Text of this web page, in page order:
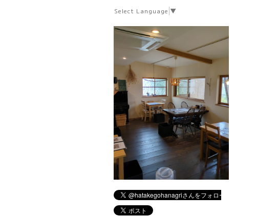
Select Language ▼